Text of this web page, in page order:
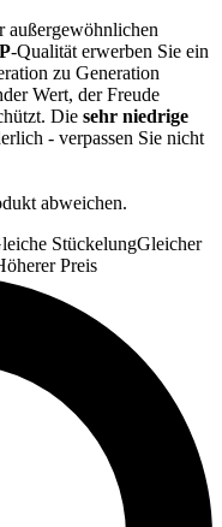
außergewöhnlichen
-Qualität erwerben Sie ein
zu Generation
Wert, der Freude
Die sehr niedrige
- verpassen Sie nicht
abweichen.
StückelungGleicher
Preis